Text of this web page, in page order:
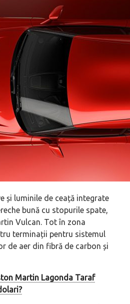
și luminile de ceață integrate
bună cu stopurile spate,
Vulcan. Tot în zona
terminații pentru sistemul
de aer din fibră de carbon și
Martin Lagonda Taraf